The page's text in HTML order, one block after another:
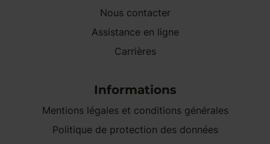
Nous contacter
Assistance en ligne
Carrières
Informations
Mentions légales et conditions générales
Politique de protection des données